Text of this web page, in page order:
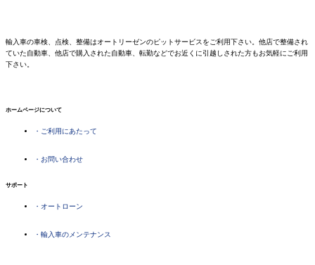
輸入車の車検、点検、整備はオートリーゼンのピットサービスをご利用下さい。他店で整備され
ていた自動車、他店で購入された自動車、転勤などでお近くに引越しされた方もお気軽にご利用
下さい。
ホームページについて
・ご利用にあたって
・お問い合わせ
サポート
・オートローン
・輸入車のメンテナンス